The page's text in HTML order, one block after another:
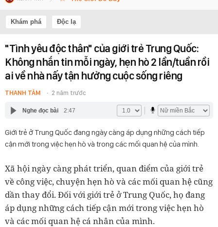
Khám phá Độc lạ
"Tình yêu độc thân" của giới trẻ Trung Quốc:
Không nhắn tin mỗi ngày, hẹn hò 2 lần/tuần rồi
ai về nhà nấy tận hưởng cuộc sống riêng
THANH TÂM 2 năm trước
Nghe đọc bài 2:47
Giới trẻ ở Trung Quốc đang ngày càng áp dụng những cách tiếp
cận mới trong việc hẹn hò và trong các mối quan hệ của mình.
Xã hội ngày càng phát triển, quan điểm của giới trẻ
về công việc, chuyện hẹn hò và các mối quan hệ cũng
dần thay đổi. Đối với giới trẻ ở Trung Quốc, họ đang
áp dụng những cách tiếp cận mới trong việc hẹn hò
và các mối quan hệ cá nhân của mình.